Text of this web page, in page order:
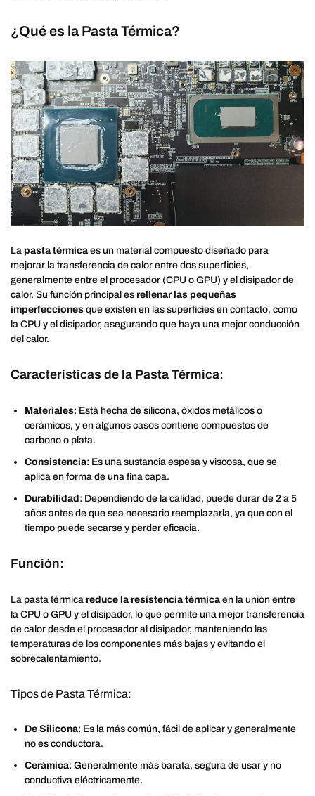
¿Qué es la Pasta Térmica?
La pasta térmica es un material compuesto diseñado para
mejorar la transferencia de calor entre dos superficies,
generalmente entre el procesador (CPU o GPU) y el disipador de
calor. Su función principal es rellenar las pequeñas
imperfecciones que existen en las superficies en contacto, como
la CPU y el disipador, asegurando que haya una mejor conducción
del calor.
Características de la Pasta Térmica:
Materiales: Está hecha de silicona, óxidos metálicos o
cerámicos, y en algunos casos contiene compuestos de
carbono o plata.
Consistencia: Es una sustancia espesa y viscosa, que se
aplica en forma de una fina capa.
Durabilidad : Dependiendo de la calidad, puede durar de 2 a 5
años antes de que sea necesario reemplazarla, ya que con el
tiempo puede secarse y perder eficacia.
Función:
La pasta térmica reduce la resistencia térmica en la unión entre
la CPU o GPU y el disipador, lo que permite una mejor transferencia
de calor desde el procesador al disipador, manteniendo las
temperaturas de los componentes más bajas y evitando el
sobrecalentamiento.
Tipos de Pasta Térmica:
De Silicona: Es la más común, fácil de aplicar y generalmente
no es conductora.
Cerámica: Generalmente más barata, segura de usar y no
conductiva eléctricamente.